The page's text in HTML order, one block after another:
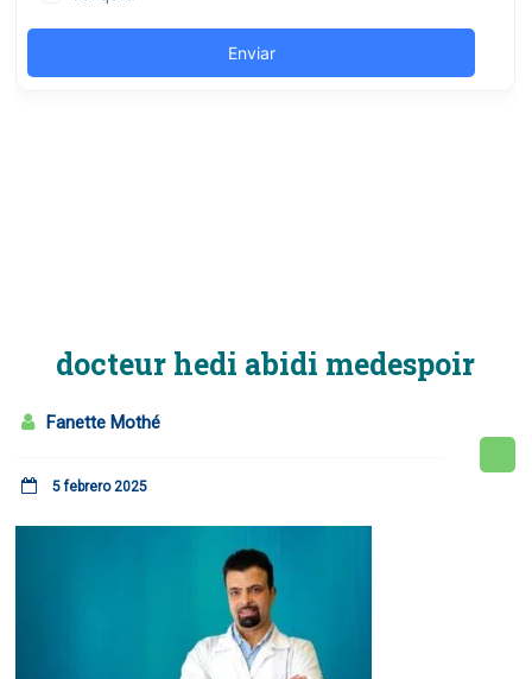
docteur hedi abidi medespoir
Fanette Mothé
5 febrero 2025